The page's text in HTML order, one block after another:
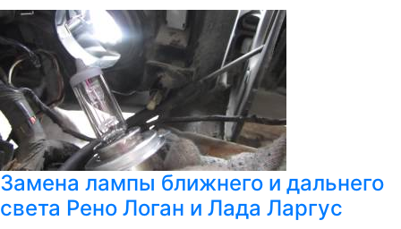
Замена лампы ближнего и дальнего
света Рено Логан и Лада Ларгус